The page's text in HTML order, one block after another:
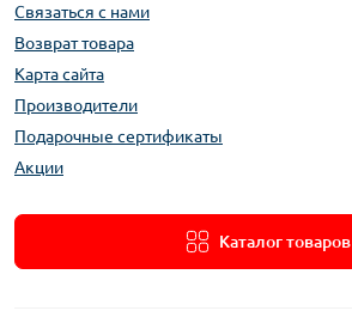
Связаться с нами
Возврат товара
Карта сайта
Производители
Подарочные сертификаты
Акции
Каталог товаров